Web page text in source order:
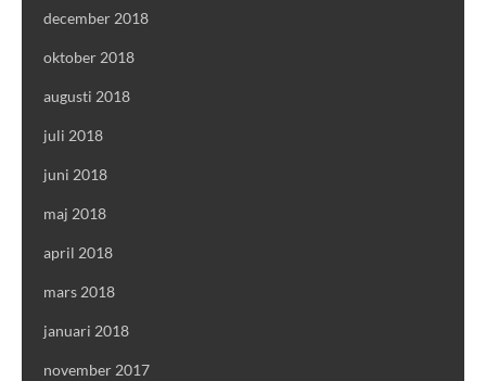
december 2018
oktober 2018
augusti 2018
juli 2018
juni 2018
maj 2018
april 2018
mars 2018
januari 2018
november 2017